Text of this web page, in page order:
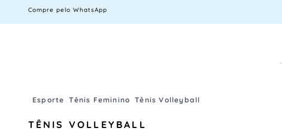
Compre pelo WhatsApp
Esporte Tênis Feminino Tênis Volleyball
TÊNIS VOLLEYBALL